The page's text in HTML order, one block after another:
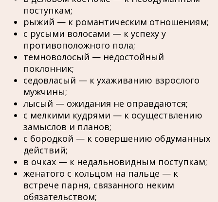
поступкам;
рыжий — к романтическим отношениям;
с русыми волосами — к успеху у
противоположного пола;
темноволосый — недостойный
поклонник;
седовласый — к ухаживанию взрослого
мужчины;
лысый — ожидания не оправдаются;
с мелкими кудрями — к осуществлению
замыслов и планов;
с бородкой — к совершению обдуманных
действий;
в очках — к недальновидным поступкам;
женатого с кольцом на пальце — к
встрече парня, связанного неким
обязательством;